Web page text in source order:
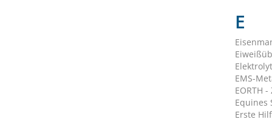
E
EMS-
EORTH
Equines
Erste